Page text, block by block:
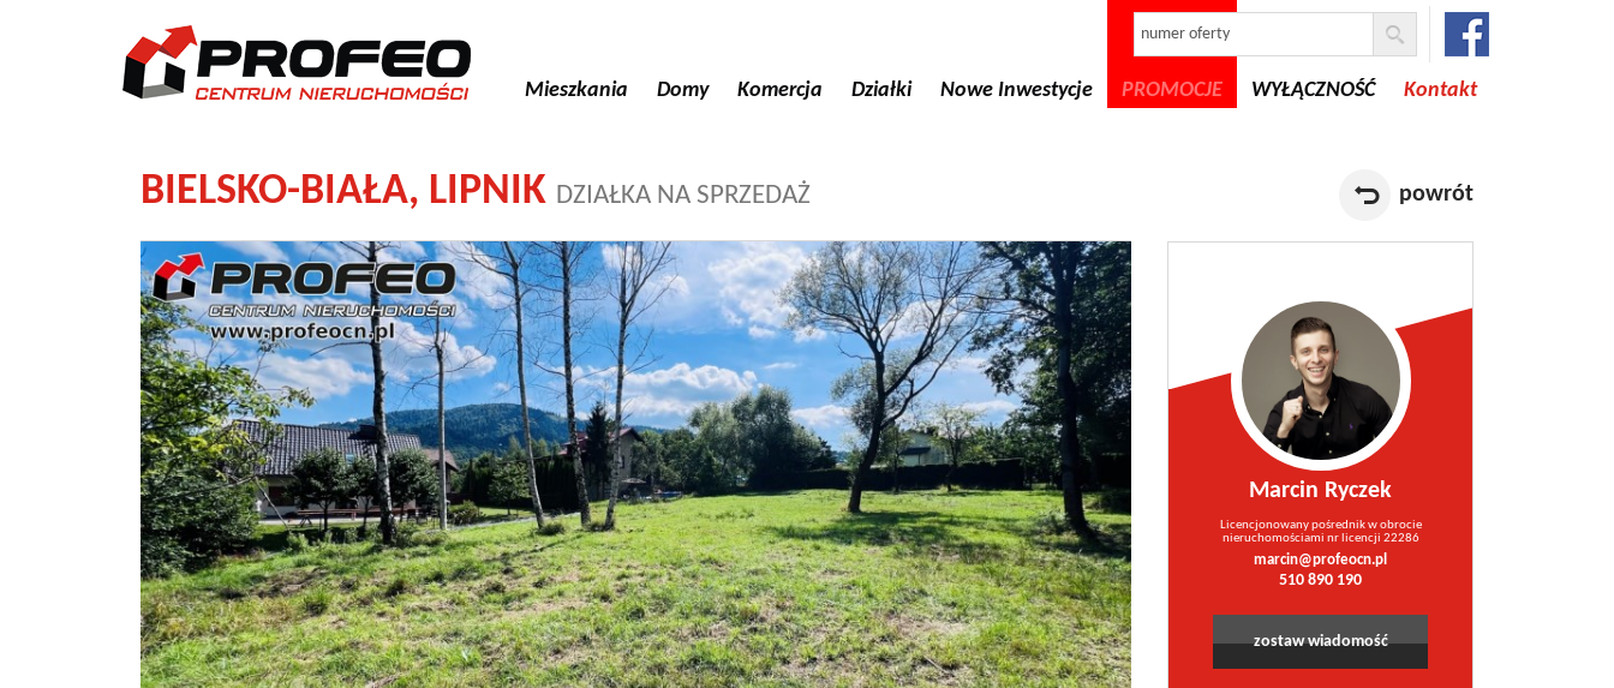
Mieszkania Domy Komercja Działki Nowe Inwestycje PROMOCJE WYŁĄCZNOŚĆ Kontakt
BIELSKO-BIAŁA, LIPNIK DZIAŁKA NA SPRZEDAŻ powrót
Marcin Ryczek
Licencjonowany pośrednik w obrocie
nieruchomościami nr licencji 22286
marcin@profeocn.pl
510 890 190
zostaw wiadomość